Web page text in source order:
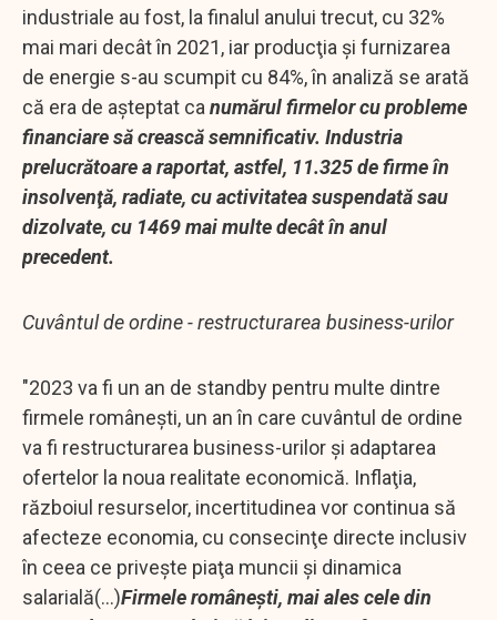
industriale au fost, la finalul anului trecut, cu 32%
mai mari decât în 2021, iar producţia şi furnizarea
de energie s-au scumpit cu 84%, în analiză se arată
că era de aşteptat ca numărul firmelor cu probleme
financiare să crească semnificativ. Industria
prelucrătoare a raportat, astfel, 11.325 de firme în
insolvenţă, radiate, cu activitatea suspendată sau
dizolvate, cu 1469 mai multe decât în anul
precedent.
Cuvântul de ordine - restructurarea business-urilor
"2023 va fi un an de standby pentru multe dintre
firmele româneşti, un an în care cuvântul de ordine
va fi restructurarea business-urilor şi adaptarea
ofertelor la noua realitate economică. Inflaţia,
războiul resurselor, incertitudinea vor continua să
afecteze economia, cu consecinţe directe inclusiv
în ceea ce priveşte piaţa muncii şi dinamica
salarială(...)Firmele româneşti, mai ales cele din